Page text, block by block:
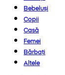
Bebeluși
Copii
Casă
Femei
Bărbați
Altele